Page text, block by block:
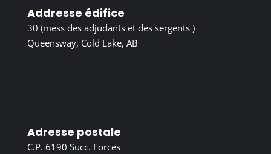
Addresse édifice
30 (mess des adjudants et des sergents )
Queensway, Cold Lake, AB
Adresse postale
C.P. 6190 Succ. Forces